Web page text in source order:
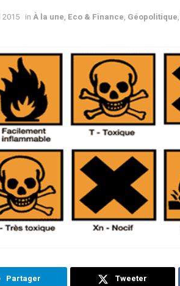
2015 in À la une, Eco & Finance, Géopolitique,
Partager Tweeter